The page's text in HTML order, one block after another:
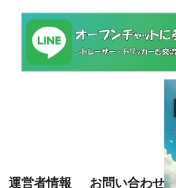
運営者情報 お問い合わせ